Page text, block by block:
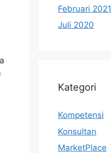
Februari 2021
Juli 2020
Kategori
Kompetensi
Konsultan
MarketPlace